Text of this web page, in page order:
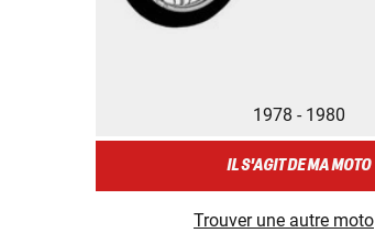
1978 - 1980
IL S'AGIT DE MA MOTO
Trouver une autre moto